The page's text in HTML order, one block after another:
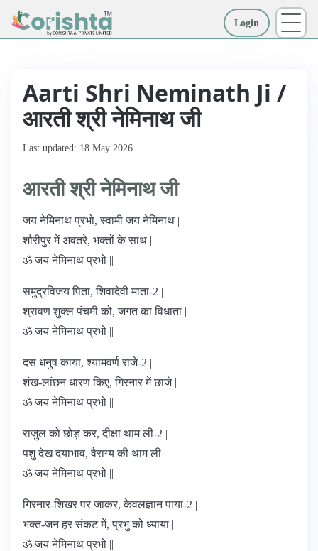
Login
Aarti Shri Neminath Ji /
आरती श्री नेमिनाथ जी
Last updated: 18 May 2026
आरती श्री नेमिनाथ जी
जय नेमिनाथ प्रभो, स्वामी जय नेमिनाथ |
शौरीपुर में अवतरे, भक्तों के साथ |
ॐ जय नेमिनाथ प्रभो ||
समुद्रविजय पिता, शिवादेवी माता-2 |
श्रावण शुक्ल पंचमी को, जगत का विधाता |
ॐ जय नेमिनाथ प्रभो ||
दस धनुष काया, श्यामवर्ण राजे-2 |
शंख-लांछन धारण किए, गिरनार में छाजे |
ॐ जय नेमिनाथ प्रभो ||
राजुल को छोड़ कर, दीक्षा थाम ली-2 |
पशु देख दयाभाव, वैराग्य की थाम ली |
ॐ जय नेमिनाथ प्रभो ||
गिरनार-शिखर पर जाकर, केवलज्ञान पाया-2 |
भक्त-जन हर संकट में, प्रभु को ध्याया |
ॐ जय नेमिनाथ प्रभो ||